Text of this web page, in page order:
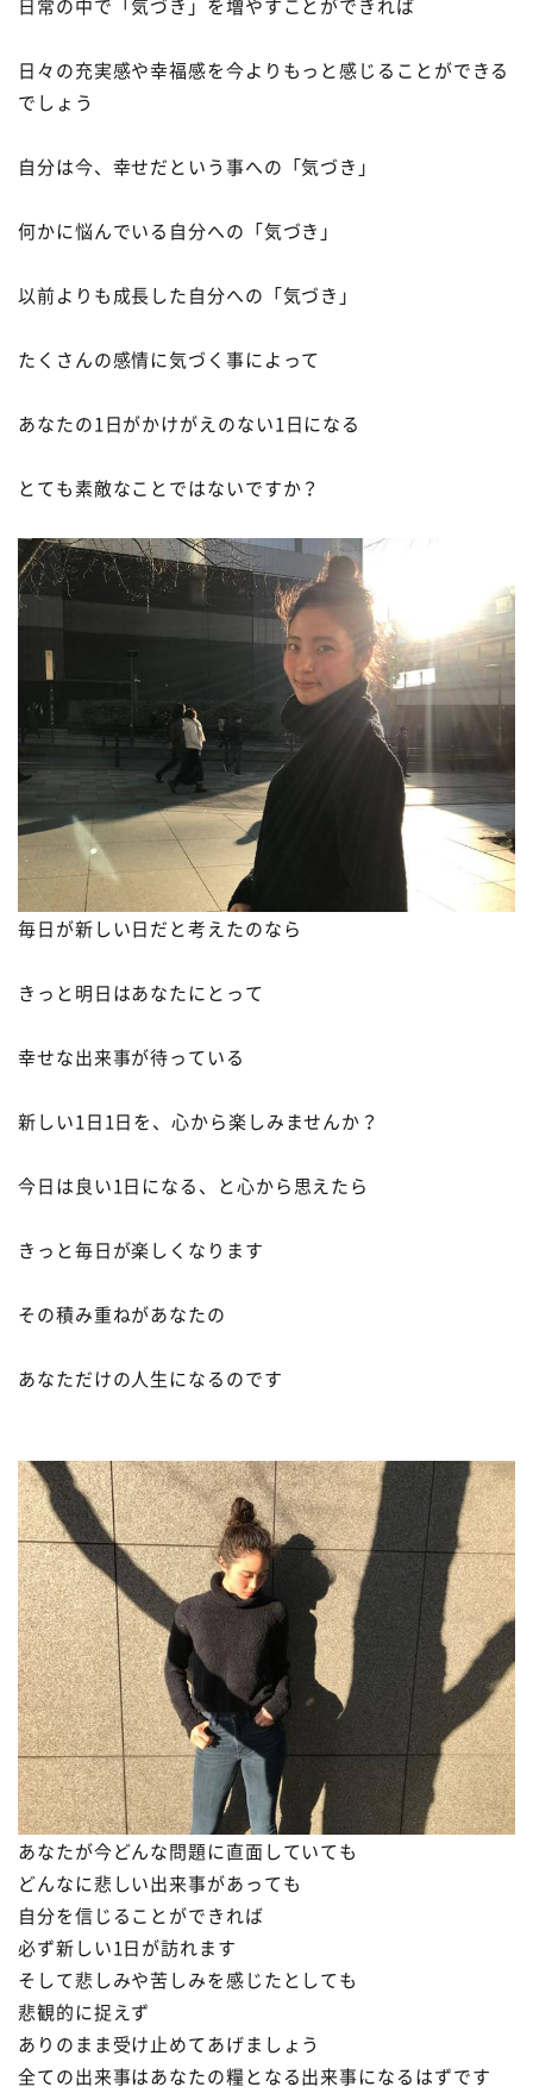
日常の中で「気づき」を増やすことができれば
日々の充実感や幸福感を今よりもっと感じることができる
でしょう
自分は今、幸せだという事への「気づき」
何かに悩んでいる自分への「気づき」
以前よりも成長した自分への「気づき」
たくさんの感情に気づく事によって
あなたの1日がかけがえのない1日になる
とても素敵なことではないですか？
毎日が新しい日だと考えたのなら
きっと明日はあなたにとって
幸せな出来事が待っている
新しい1日1日を、心から楽しみませんか？
今日は良い1日になる、と心から思えたら
きっと毎日が楽しくなります
その積み重ねがあなたの
あなただけの人生になるのです
あなたが今どんな問題に直面していても
どんなに悲しい出来事があっても
自分を信じることができれば
必ず新しい1日が訪れます
そして悲しみや苦しみを感じたとしても
悲観的に捉えず
ありのまま受け止めてあげましょう
全ての出来事はあなたの糧となる出来事になるはずです